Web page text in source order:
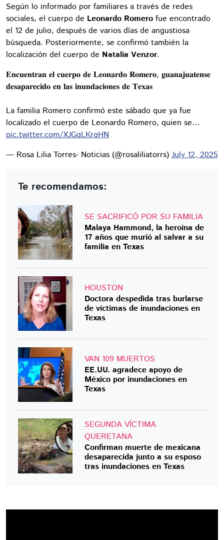
Según lo informado por familiares a través de redes
sociales, el cuerpo de Leonardo Romero fue encontrado
el 12 de julio, después de varios días de angustiosa
búsqueda. Posteriormente, se confirmó también la
localización del cuerpo de Natalia Venzor.
𝐄𝐧𝐜𝐮𝐞𝐧𝐭𝐫𝐚𝐧 𝐞𝐥 𝐜𝐮𝐞𝐫𝐩𝐨 𝐝𝐞 𝐋𝐞𝐨𝐧𝐚𝐫𝐝𝐨 𝐑𝐨𝐦𝐞𝐫𝐨, 𝐠𝐮𝐚𝐧𝐚𝐣𝐮𝐚𝐭𝐞𝐧𝐬𝐞
𝐝𝐞𝐬𝐚𝐩𝐚𝐫𝐞𝐜𝐢𝐝𝐨 𝐞𝐧 𝐥𝐚𝐬 𝐢𝐧𝐮𝐧𝐝𝐚𝐜𝐢𝐨𝐧𝐞𝐬 𝐝𝐞 𝐓𝐞𝐱𝐚𝐬
La familia Romero confirmó este sábado que ya fue
localizado el cuerpo de Leonardo Romero, quien se…
pic.twitter.com/XJGqLKrqHN
— Rosa Lilia Torres- Noticias (@rosaliliatorrs) July 12, 2025
Te recomendamos:
SE SACRIFICÓ POR SU FAMILIA
Malaya Hammond, la heroína de
17 años que murió al salvar a su
familia en Texas
HOUSTON
Doctora despedida tras burlarse
de víctimas de inundaciones en
Texas
VAN 109 MUERTOS
EE.UU. agradece apoyo de
México por inundaciones en
Texas
SEGUNDA VÍCTIMA
QUERETANA
Confirman muerte de mexicana
desaparecida junto a su esposo
tras inundaciones en Texas